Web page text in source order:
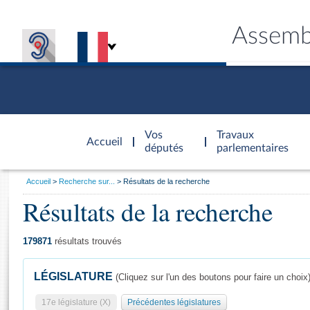
Accueil
d'accueil
Vos
députés
Travaux
parlementaires
Général
Vous
Accueil Recherche sur... Résultats de la recherche
Résultats de la recherche
179871 résultats trouvés
LÉGISLATURE (Cliquez sur l'un des boutons pour faire un choix)
17e législature (X) Précédentes législatures